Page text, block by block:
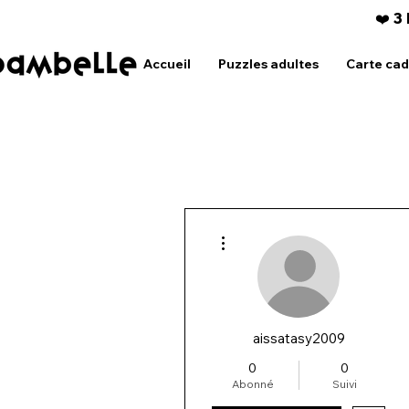
❤️ 3
Accueil Puzzles adultes Carte
aissatasy2009
0
Abonné
0
Suivi